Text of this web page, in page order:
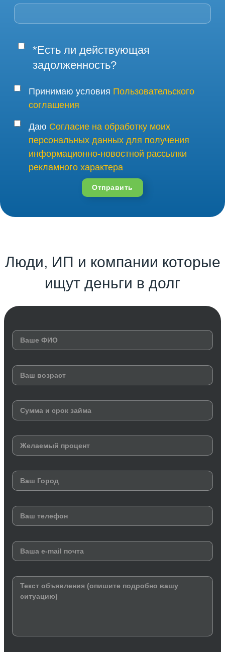
*Есть ли действующая
задолженность?
Принимаю условия Пользовательского
соглашения
Даю Согласие на обработку моих
персональных данных для получения
информационно-новостной рассылки
рекламного характера
Отправить
Люди, ИП и компании которые
ищут деньги в долг